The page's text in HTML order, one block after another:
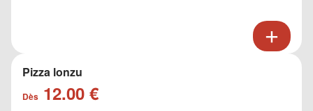
Pizza lonzu
Dès 12.00 €